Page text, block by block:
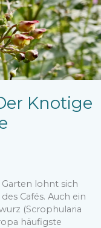
Knotige
lohnt sich
Cafés. Auch ein
(Scrophularia
häufigste